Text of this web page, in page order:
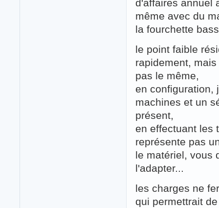
d'affaires annuel
même avec du
la fourchette
le point faible
rapidement,
pas le même,
en configuration,
machines et un
présent,
en effectuant les
représente pas
le matériel, vous
l'adapter...
les charges ne
qui permettrait